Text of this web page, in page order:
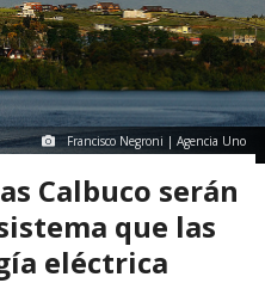
Francisco Negroni | Agencia Uno
Calbuco serán
que las
eléctrica